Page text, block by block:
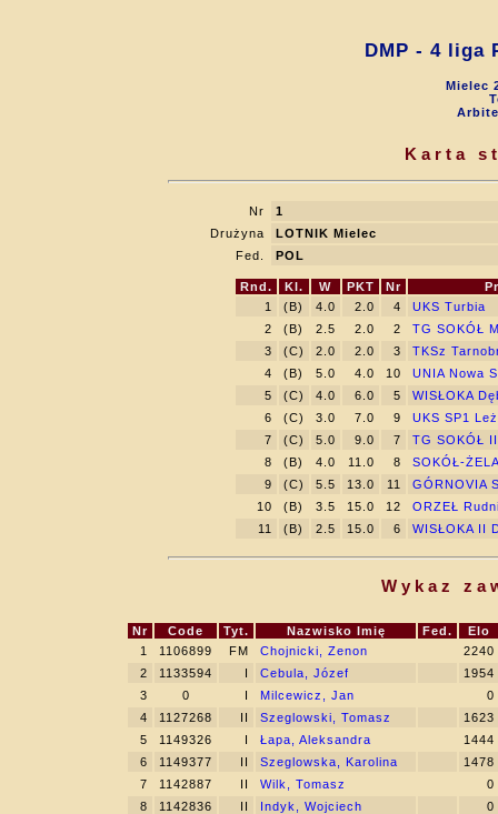
DMP - 4 liga
Mielec
Karta
Nr
1
Drużyna
LOTNIK Mielec
Fed.
POL
Rnd. Kl. W PKT Nr
1
(B) 4.0 2.0 4
UKS Turbia
2
(B) 2.5 2.0 2
TG SOKÓŁ
3
(C) 2.0 2.0 3
TKSz
4
(B) 5.0 4.0 10
UNIA Nowa
5
(C) 4.0 6.0 5
WISŁOKA
6
(C) 3.0 7.0 9
UKS SP1
7
(C) 5.0 9.0 7
TG SOKÓŁ
8
(B) 4.0 11.0 8
SOKÓŁ-
9
(C) 5.5 13.0 11
GÓRNOVIA
10
(B) 3.5 15.0 12
ORZEŁ
11
(B) 2.5 15.0 6 WISŁOKA II
Wykaz
Nr Code Tyt. Nazwisko Imię Fed.
Elo
1
1106899 FM Chojnicki, Zenon
2240
2
1133594 I Cebula, Józef
1954
3
0 I Milcewicz, Jan
0
4
1127268 II Szeglowski, Tomasz
1623
5
1149326 I Łapa, Aleksandra
1444
6
1149377 II Szeglowska, Karolina
1478
7
1142887 II Wilk, Tomasz
0
8
1142836 II Indyk, Wojciech
0